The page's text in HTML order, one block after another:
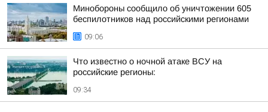
Минобороны сообщило об уничтожении 605
беспилотников над российскими регионами
09:06
Что известно о ночной атаке ВСУ на
российские регионы:
09:34